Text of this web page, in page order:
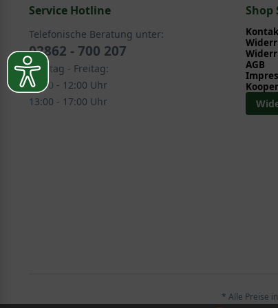
Ziergehölze > Sommerblüher > Deutzie -
Service Hotline
Telefonische Beratung unter:
02862 - 700 207
Montag - Freitag:
08:30 - 12:00 Uhr
13:00 - 17:00 Uhr
Shop
AGB
* Alle Preise